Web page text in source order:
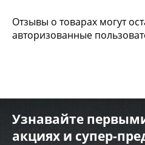
Отзывы о товарах могут
авторизованные
Узнавайте
акциях и супер-